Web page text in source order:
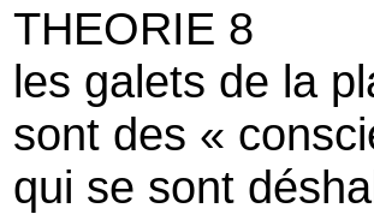
THEORIE 8
les galets de la
sont des «
qui se sont